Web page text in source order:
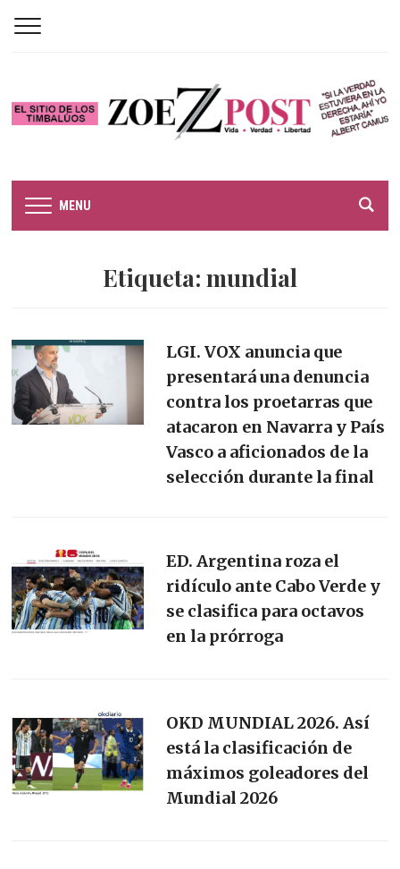
MENU
Etiqueta: mundial
LGI. VOX anuncia que
presentará una denuncia
contra los proetarras que
atacaron en Navarra y País
Vasco a aficionados de la
selección durante la final
ED. Argentina roza el
ridículo ante Cabo Verde y
se clasifica para octavos
en la prórroga
OKD MUNDIAL 2026. Así
está la clasificación de
máximos goleadores del
Mundial 2026